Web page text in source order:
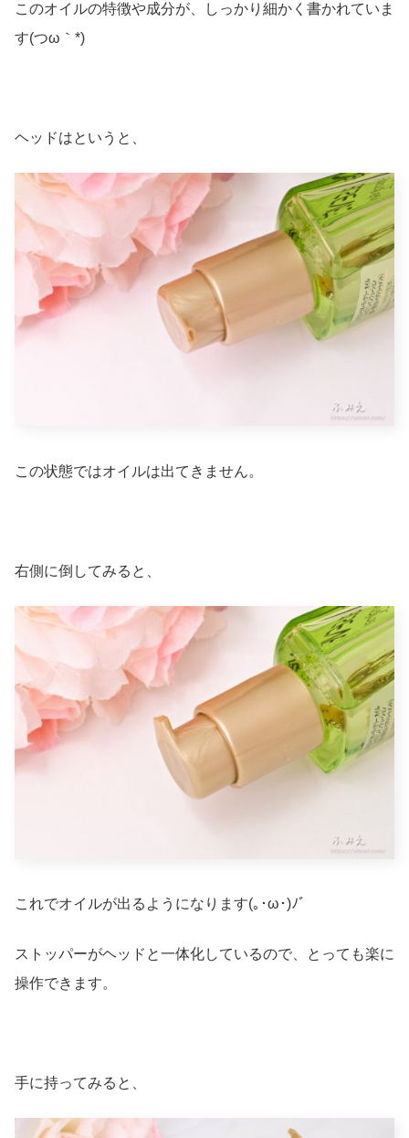
このオイルの特徴や成分が、しっかり細かく書かれていま
す(つω｀*)
ヘッドはというと、
この状態ではオイルは出てきません。
右側に倒してみると、
これでオイルが出るようになります(｡･ω･)ﾉﾞ
ストッパーがヘッドと一体化しているので、とっても楽に
操作できます。
手に持ってみると、